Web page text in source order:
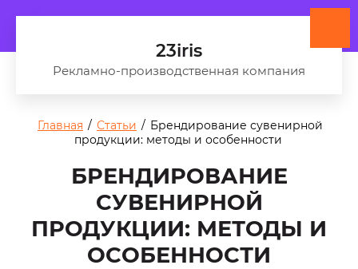
23iris
Рекламно-производственная компания
Главная / Статьи / Брендирование сувенирной
продукции: методы и особенности
БРЕНДИРОВАНИЕ
СУВЕНИРНОЙ
ПРОДУКЦИИ: МЕТОДЫ И
ОСОБЕННОСТИ